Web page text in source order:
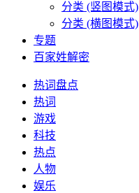
分类 (竖图模式)
分类 (横图模式)
专题
百家姓解密
热词盘点
热词
游戏
科技
热点
人物
娱乐